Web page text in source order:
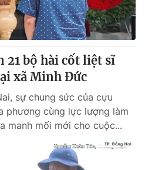
21 bộ hài cốt liệt sĩ
xã Minh Đức
sự chung sức của cựu
phương cùng lực lượng làm
manh mối mới cho cuộc...